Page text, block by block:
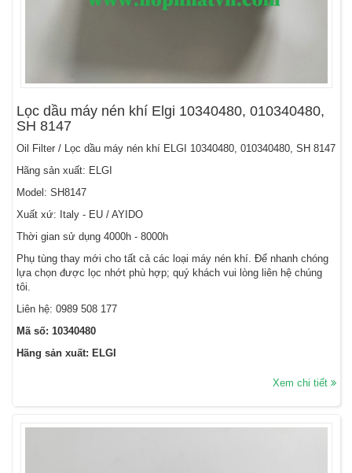
Lọc dầu máy nén khí Elgi 10340480, 010340480,
SH 8147
Oil Filter / Lọc dầu máy nén khí ELGI 10340480, 010340480, SH 8147
Hãng sản xuất: ELGI
Model: SH8147
Xuất xứ: Italy - EU / AYIDO
Thời gian sử dụng 4000h - 8000h
Phụ tùng thay mới cho tất cả các loại máy nén khí. Để nhanh chóng
lựa chọn được lọc nhớt phù hợp; quý khách vui lòng liên hệ chúng
tôi.
Liên hệ: 0989 508 177
Mã số: 10340480
Hãng sản xuất: ELGI
Xem chi tiết